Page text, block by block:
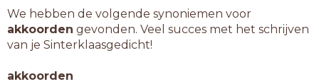
We hebben de volgende synoniemen voor
akkoorden gevonden. Veel succes met het schrijven
van je Sinterklaasgedicht!
akkoorden